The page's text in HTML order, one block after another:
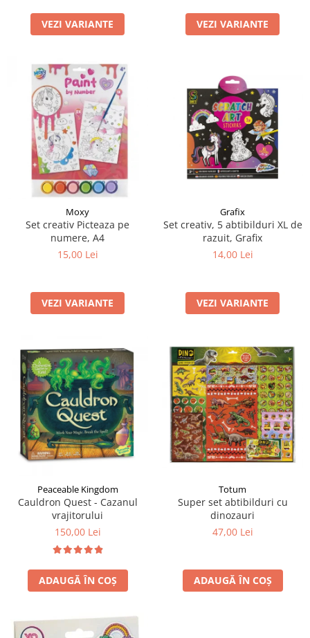
LEGO Art
LEGO Creator Expert
LEGO Ideas
LEGO Speed Champions
VEZI VARIANTE VEZI VARIANTE
Moxy
Set creativ Picteaza pe
numere, A4
15,00 Lei
VEZI VARIANTE
Grafix
Set creativ, 5 abtibilduri XL de
razuit, Grafix
14,00 Lei
VEZI VARIANTE
Peaceable Kingdom
Cauldron Quest - Cazanul
vrajitorului
150,00 Lei
ADAUGĂ ÎN COȘ
Totum
Super set abtibilduri cu
dinozauri
47,00 Lei
ADAUGĂ ÎN COȘ